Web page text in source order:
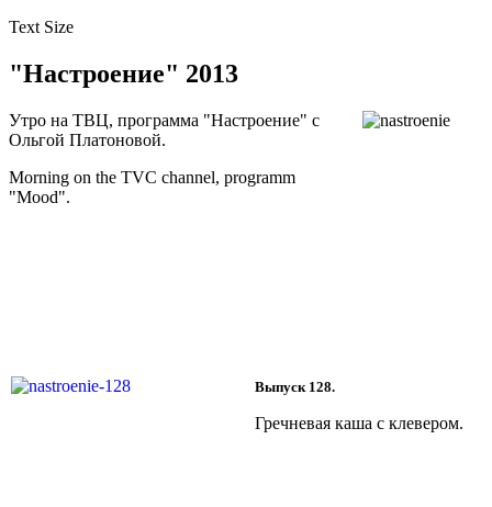
Text Size
"Настроение" 2013
Утро на ТВЦ, программа "Настроение" с
Ольгой Платоновой.
Morning on the TVC channel, programm
"Mood".
Выпуск 128.
Гречневая каша с клевером.